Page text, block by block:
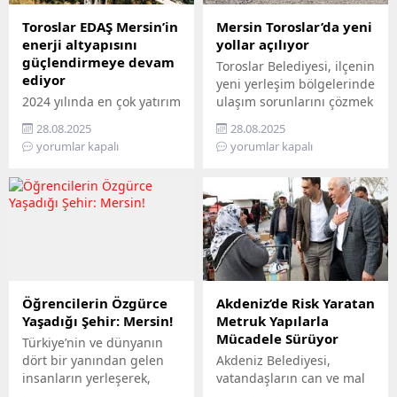
Destek Hizmetleri
Müdürlüğü’ne bağlı Şehit
ve Gazi Şefliği ile Yaşlı ve
Engelli Şefliği, belli
periyotlarla ev ziyaretleri
gerçekleştiriyor....
Mersin’in ilçelerini tek tek
gezerek 7’den 70’e herkesi
bilimle buluşturuyor.
Bilimi, hayatın her
alanında yaygınlaştırmayı
amaçlayan...
Toroslar EDAŞ Mersin’in
enerji altyapısını
güçlendirmeye devam
ediyor
2024 yılında en çok yatırım
şirketinden biri olan
Toroslar EDAŞ, 2025 yılının
stratejik liman
kentlerinden biri
uygun biçimde yenilerken,
geleceğin artan
taleplerine de hazır hâle
getiriyor Türkiye’nin enerji
dönüşümüne öncülük...
28.08.2025
yorumlar kapalı
Mersin Toroslar’da yeni
yollar açılıyor
Toroslar Belediyesi, ilçenin
yeni yerleşim bölgelerinde
ulaşım sorunlarını çözmek
kaplama asfalt
çalışmalarıyla
kolaylaştırıyor. Belediye,
sathi kaplama asfalt
çalışmaları kapsamında
bugüne kadar 10 bin
metrekare yolun yapımını
tamamladı. Toroslar
Belediye Başkanı
Abdurrahman Yıldız,
Arpaçsakarlar
Mahallesi’nde devam
eden çalışmaları yerinde
28.08.2025
yorumlar kapalı
Öğrencilerin Özgürce
Yaşadığı Şehir: Mersin!
Türkiye’nin ve dünyanın
dört bir yanından gelen
insanların yerleşerek,
Akdeniz’de Risk Yaratan
Metruk Yapılarla
Mücadele Sürüyor
Akdeniz Belediyesi,
vatandaşların can ve mal